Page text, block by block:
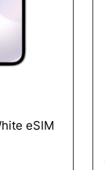
eSIM